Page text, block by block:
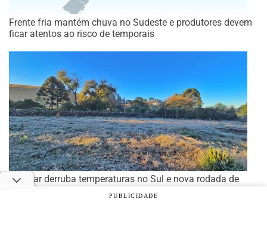
Frente fria mantém chuva no Sudeste e produtores devem
ficar atentos ao risco de temporais
Ar polar derruba temperaturas no Sul e nova rodada de
chuva forte preocupa Paraná e Santa Catarina
PUBLICIDADE